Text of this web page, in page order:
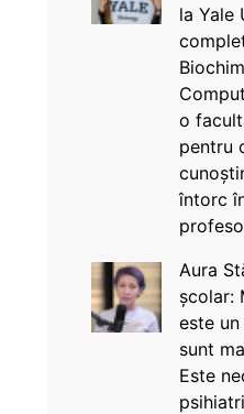
la Yale
o
pentru
întorc
Aura
școlar:
este
sunt
Este